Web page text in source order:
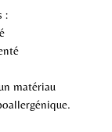
:
matériau